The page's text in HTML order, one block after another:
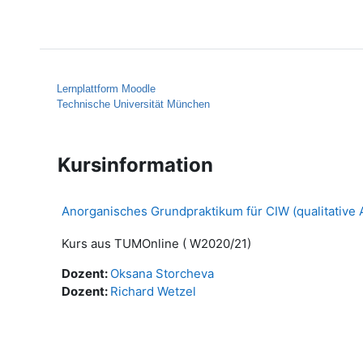
Lernplattform Moodle
Technische Universität München
Kursinformation
Anorganisches Grundpraktikum für CIW (qualitative
Kurs aus TUMOnline ( W2020/21)
Dozent: Oksana Storcheva
Dozent: Richard Wetzel